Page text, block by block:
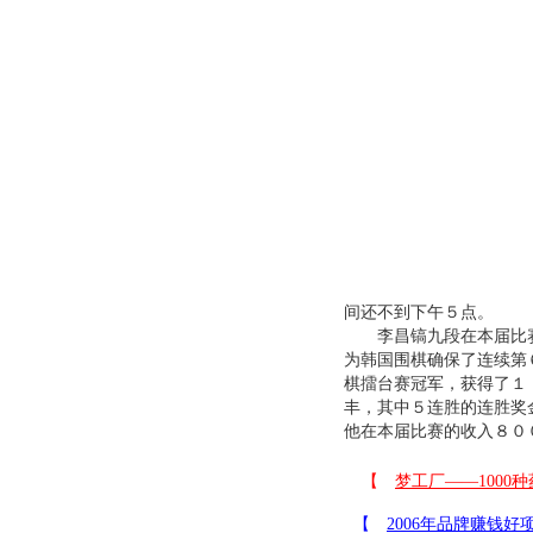
间还不到下午５点。
李昌镐九段在本届比赛
为韩国围棋确保了连续
棋擂台赛冠军，获得了
丰，其中５连胜的连胜
他在本届比赛的收入８０